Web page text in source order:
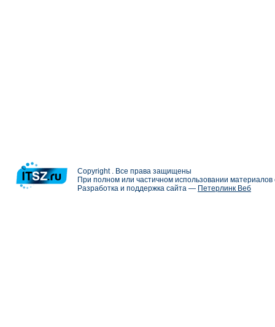
Copyright . Все права защищены
При полном или частичном использовании
Разработка и поддержка сайта — Петерлинк Веб